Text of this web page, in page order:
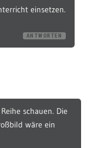
einsetzen.
ANTWORTEN
schauen. Die
wäre ein